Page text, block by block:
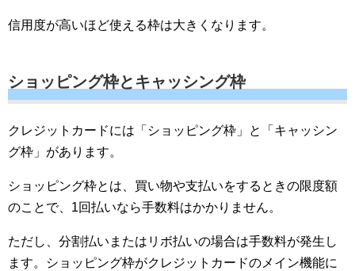
信用度が高いほど使える枠は大きくなります。
ショッピング枠とキャッシング枠
クレジットカードには「ショッピング枠」と「キャッシン
グ枠」があります。
ショッピング枠とは、買い物や支払いをするときの限度額
のことで、1回払いなら手数料はかかりません。
ただし、分割払いまたはリボ払いの場合は手数料が発生し
ます。ショッピング枠がクレジットカードのメイン機能に